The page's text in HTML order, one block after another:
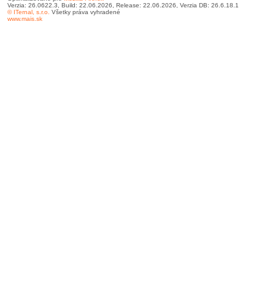
Verzia: 26.0622.3, Build: 22.06.2026, Release: 22.06.2026, Verzia DB: 26.6.18.1
© ITernal, s.r.o. Všetky práva vyhradené
www.mais.sk